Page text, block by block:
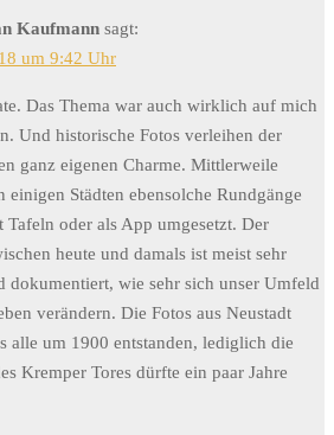
Kaufmann sagt:
um 9:42 Uhr
Das Thema war auch wirklich auf mich
Und historische Fotos verleihen der
ganz eigenen Charme. Mittlerweile
einigen Städten ebensolche Rundgänge
Tafeln oder als App umgesetzt. Der
heute und damals ist meist sehr
dokumentiert, wie sehr sich unser Umfeld
verändern. Die Fotos aus Neustadt
alle um 1900 entstanden, lediglich die
Kremper Tores dürfte ein paar Jahre